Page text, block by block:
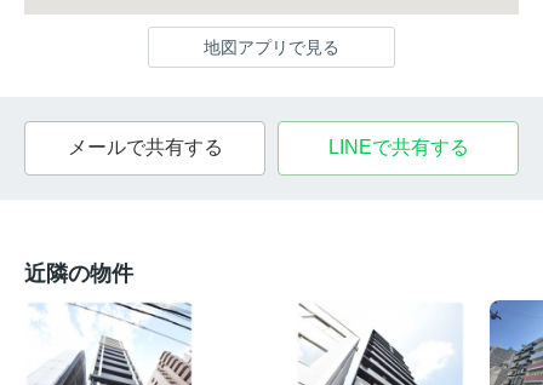
地図アプリで見る
メールで共有する LINEで共有する
近隣の物件